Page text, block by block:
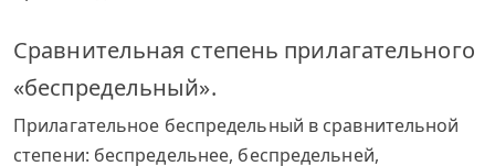
Сравнительная степень прилагательного
«беспредельный».
Прилагательное беспредельный в сравнительной
степени: беспредельнее, беспредельней,